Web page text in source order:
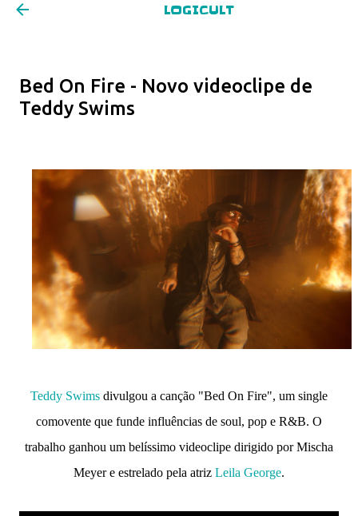
LOGICULT
Bed On Fire - Novo videoclipe de
Teddy Swims
Teddy Swims divulgou a canção "Bed On Fire", um single
comovente que funde influências de soul, pop e R&B. O
trabalho ganhou um belíssimo videoclipe dirigido por Mischa
Meyer e estrelado pela atriz Leila George.